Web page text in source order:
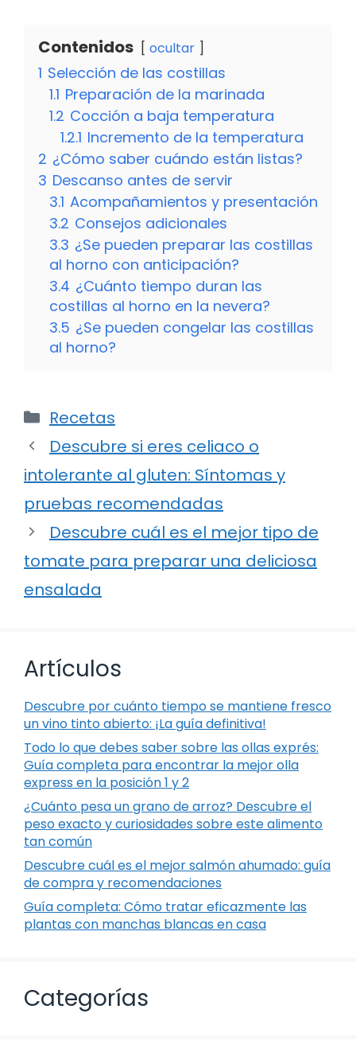
Contenidos ocultar
1 Selección de las costillas
1.1 Preparación de la marinada
1.2 Cocción a baja temperatura
1.2.1 Incremento de la temperatura
2 ¿Cómo saber cuándo están listas?
3 Descanso antes de servir
3.1 Acompañamientos y presentación
3.2 Consejos adicionales
3.3 ¿Se pueden preparar las costillas
al horno con anticipación?
3.4 ¿Cuánto tiempo duran las
costillas al horno en la nevera?
3.5 ¿Se pueden congelar las costillas
al horno?
Categorías
Recetas
Descubre si eres celiaco o
intolerante al gluten: Síntomas y
pruebas recomendadas
Descubre cuál es el mejor tipo de
tomate para preparar una deliciosa
ensalada
Artículos
Descubre por cuánto tiempo se mantiene fresco
un vino tinto abierto: ¡La guía definitiva!
Todo lo que debes saber sobre las ollas exprés:
Guía completa para encontrar la mejor olla
express en la posición 1 y 2
¿Cuánto pesa un grano de arroz? Descubre el
peso exacto y curiosidades sobre este alimento
tan común
Descubre cuál es el mejor salmón ahumado: guía
de compra y recomendaciones
Guía completa: Cómo tratar eficazmente las
plantas con manchas blancas en casa
Categorías